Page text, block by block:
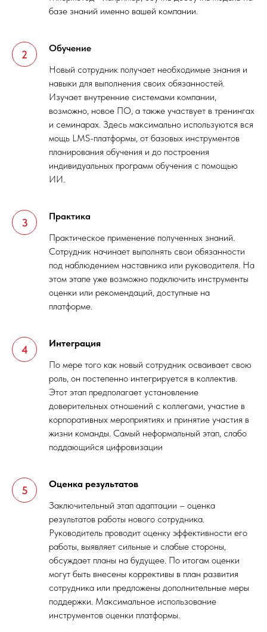
базе знаний именно вашей компании.
Обучение
Новый сотрудник получает необходимые знания и
навыки для выполнения своих обязанностей.
Изучает внутренние системами компании,
возможно, новое ПО, а также участвует в тренингах
и семинарах. Здесь максимально используются вся
мощь LMS-платформы, от базовых инструментов
планирования обучения и до построения
индивидуальных программ обучения с помощью
ИИ.
Практика
Практическое применение полученных знаний.
Сотрудник начинает выполнять свои обязанности
под наблюдением наставника или руководителя. На
этом этапе уже возможно подключить инструменты
оценки или рекомендаций, доступные на
платформе.
Интеграция
По мере того как новый сотрудник осваивает свою
роль, он постепенно интегрируется в коллектив.
Этот этап предполагает установление
доверительных отношений с коллегами, участие в
корпоративных мероприятиях и принятие участия в
жизни команды. Самый неформальный этап, слабо
поддающийся цифровизации
Оценка результатов
Заключительный этап адаптации – оценка
результатов работы нового сотрудника.
Руководитель проводит оценку эффективности его
работы, выявляет сильные и слабые стороны,
обсуждает планы на будущее. По итогам оценки
могут быть внесены коррективы в план развития
сотрудника или предложены дополнительные меры
поддержки. Максимальное использование
инструментов оценки платформы.